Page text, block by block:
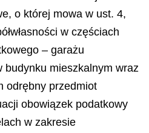
o której mowa w ust. 4,
w częściach
– garażu
budynku mieszkalnym wraz
odrębny przedmiot
obowiązek podatkowy
w zakresie